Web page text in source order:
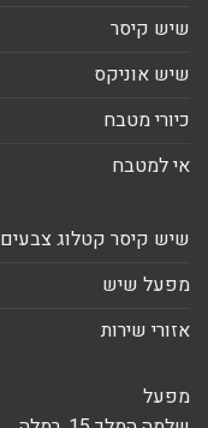
שיש קיסר
שיש אוניקס
כיורי מטבח
אי למטבח
שיש קיסר קטלוג צבעים
מפעל שיש
אזורי שירות
מפעל